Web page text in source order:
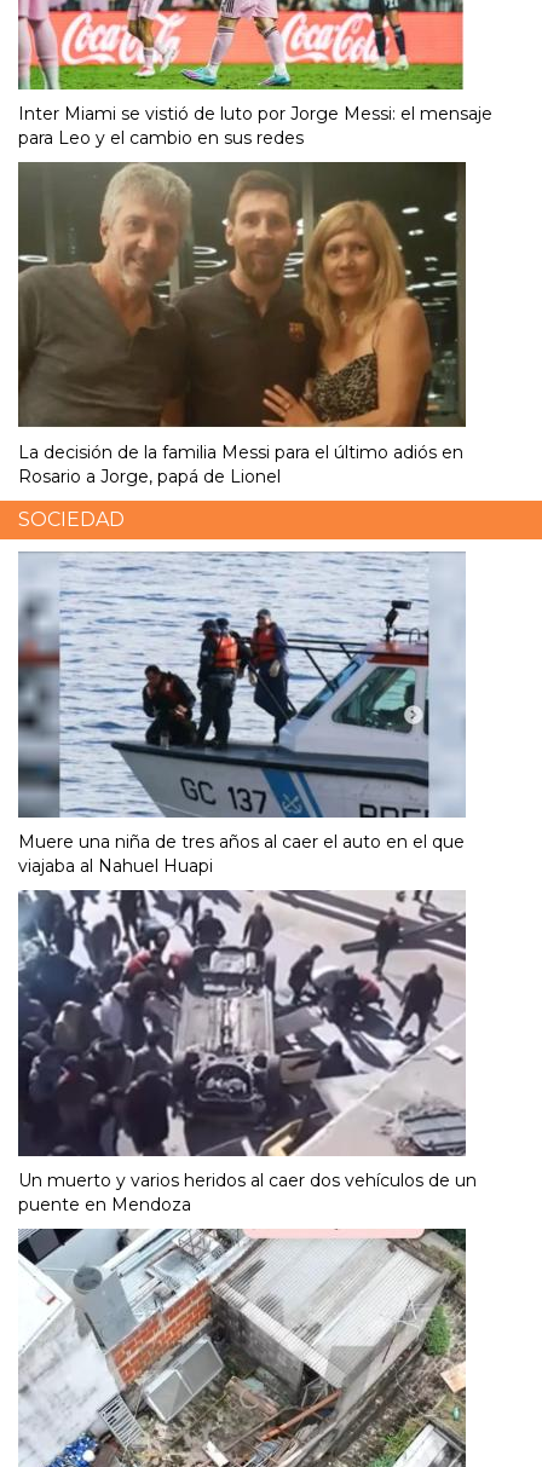
Inter Miami se vistió de luto por Jorge Messi: el mensaje
para Leo y el cambio en sus redes
La decisión de la familia Messi para el último adiós en
Rosario a Jorge, papá de Lionel
SOCIEDAD
Muere una niña de tres años al caer el auto en el que
viajaba al Nahuel Huapi
Un muerto y varios heridos al caer dos vehículos de un
puente en Mendoza